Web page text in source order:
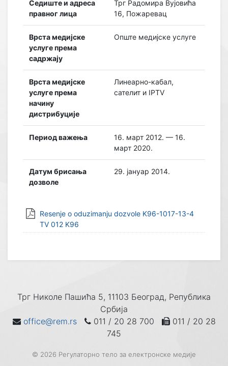
Седиште и адреса
правног лица
Трг Радомира Вујовића
16, Пожаревац
Врста медијске
услуге према
садржају
Опште медијске услуге
Врста медијске
услуге према
начину
дистрибуције
Линеарно-кабал,
сателит и IPTV
Период важења
16. март 2012. — 16.
март 2020.
Датум брисања
дозволе
29. јануар 2014.
Resenje o oduzimanju dozvole K96-1017-13-4
TV 012 K96
Трг Николе Пашића 5, 11103 Београд, Република
Србија
office@rem.rs
011 / 20 28 700
011 / 20 28
745
© 2026 Регулаторно тело за електронске медије